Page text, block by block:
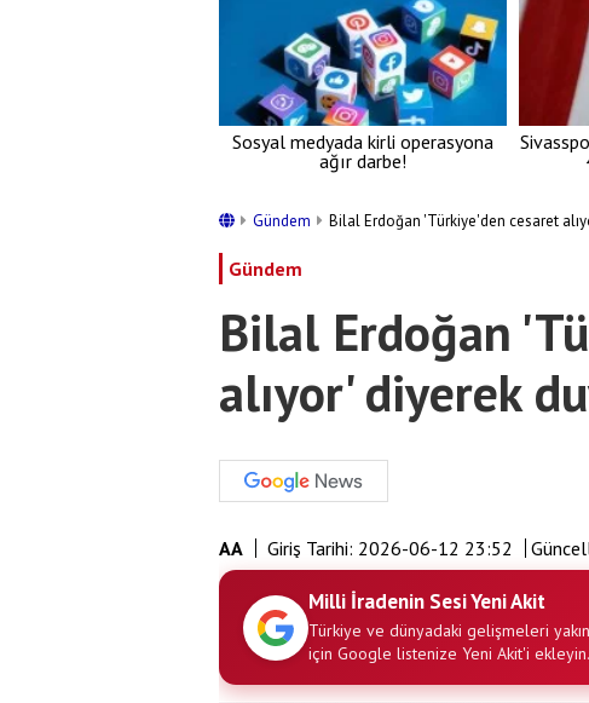
Sosyal medyada kirli operasyona
ağır darbe!
Gündem Bilal Erdoğan 'Türkiye'den cesaret
Gündem
Bilal Erdoğan
alıyor' diyerek
AA Giriş Tarihi: 2026-06-12 23:52
Milli İradenin Sesi Yeni Akit
Türkiye ve dünyadaki gelişmeleri
için Google listenize Yeni Akit'i ekleyin.